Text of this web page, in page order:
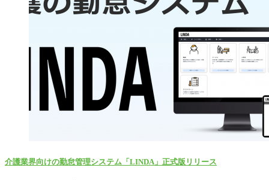
介護業界向けの勤怠管理システム「LINDA」正式版リリース